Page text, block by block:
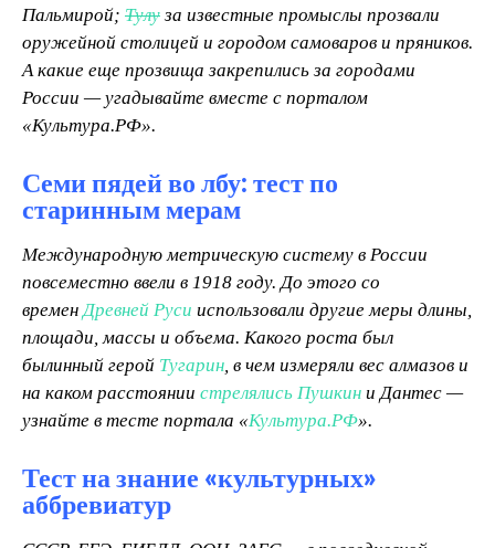
Пальмирой; Тулуза известные промыслы прозвали
оружейной столицей и городом самоваров и пряников.
А какие еще прозвища закрепились за городами
России — угадывайте вместе с порталом
«Культура.РФ».
Семи пядей во лбу: тест по
старинным мерам
Международную метрическую систему в России
повсеместно ввели в 1918 году. До этого со
временДревней Руси использовали другие меры длины,
площади, массы и объема. Какого роста был
былинный герой Тугарин, в чем измеряли вес алмазов и
на каком расстоянии стрелялись Пушкин и Дантес —
узнайте в тесте портала «Культура.РФ».
Тест на знание «культурных»
аббревиатур